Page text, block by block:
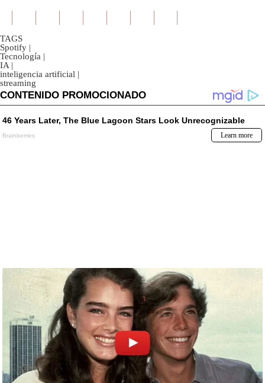
TAGS
Spotify |
Tecnología |
IA |
inteligencia artificial |
streaming